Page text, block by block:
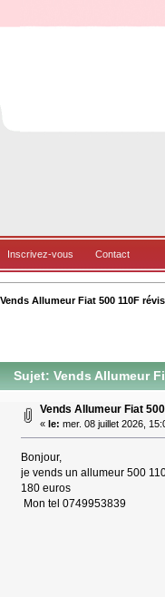
Inscrivez-vous Contact
Vends Allumeur Fiat 500 110F
Sujet: Vends Allumeur
Vends Allumeur Fiat
« le: mer. 08 juillet 2026,
Bonjour,
je vends un allumeur 500
180 euros
Mon tel 0749953839